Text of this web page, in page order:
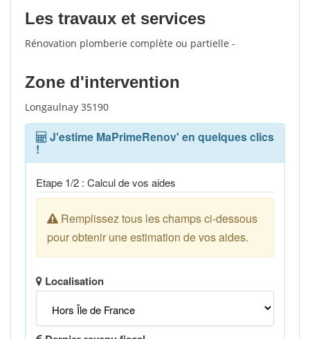
Les travaux et services
Rénovation plomberie complète ou partielle -
Zone d'intervention
Longaulnay 35190